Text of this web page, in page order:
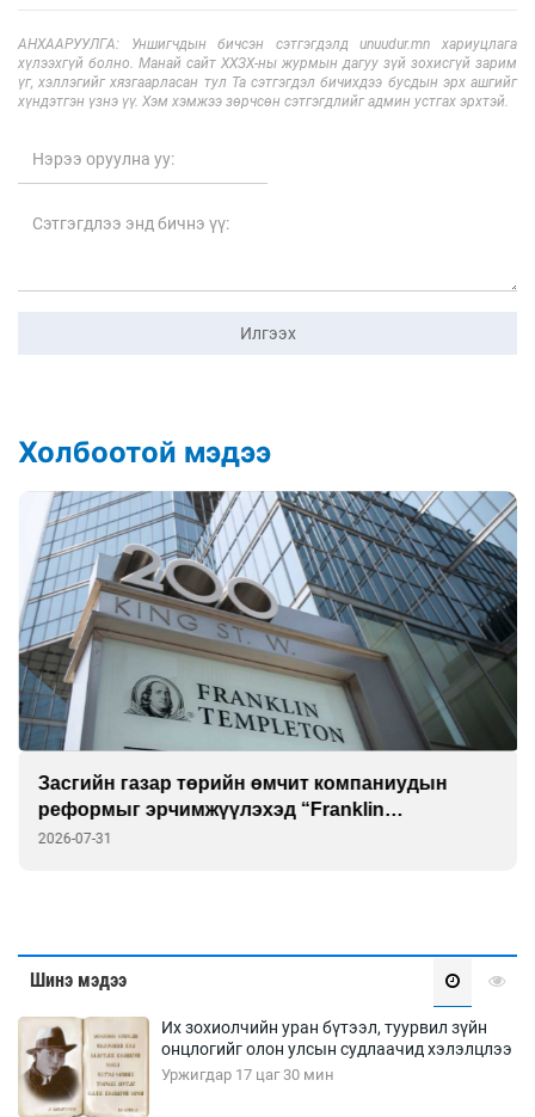
АНХААРУУЛГА: Уншигчдын бичсэн сэтгэгдэлд unuudur.mn хариуцлага
хүлээхгүй болно. Манай сайт ХХЗХ-ны журмын дагуу зүй зохисгүй зарим
үг, хэллэгийг хязгаарласан тул Та сэтгэгдэл бичихдээ бусдын эрх ашгийг
хүндэтгэн үзнэ үү. Хэм хэмжээ зөрчсөн сэтгэгдлийг админ устгах эрхтэй.
Илгээх
Холбоотой мэдээ
Засгийн газар төрийн өмчит компаниудын
реформыг эрчимжүүлэхэд “Franklin
Templeton”-той хамтарна
2026-07-31
Шинэ мэдээ
Их зохиолчийн уран бүтээл, туурвил зүйн
онцлогийг олон улсын судлаачид хэлэлцлээ
Уржигдар 17 цаг 30 мин